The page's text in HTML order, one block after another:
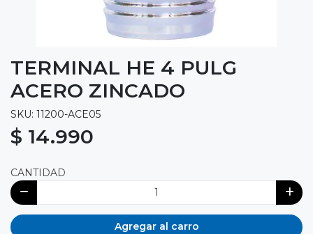
TERMINAL HE 4 PULG
ACERO ZINCADO
SKU: 11200-ACE05
$ 14.990
CANTIDAD
Agregar al carro